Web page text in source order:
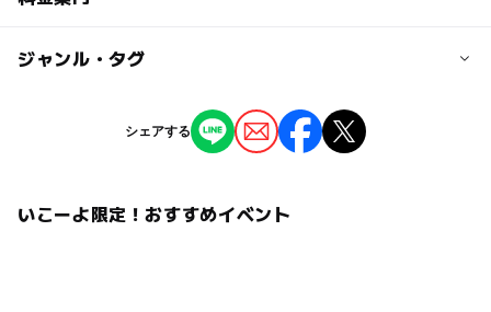
5~15人で1チーム。200チーム定員。
子供の料金
子供の料金詳細
大人の料金
ジャンル・タグ
シェアする
いこーよ限定！おすすめイベント